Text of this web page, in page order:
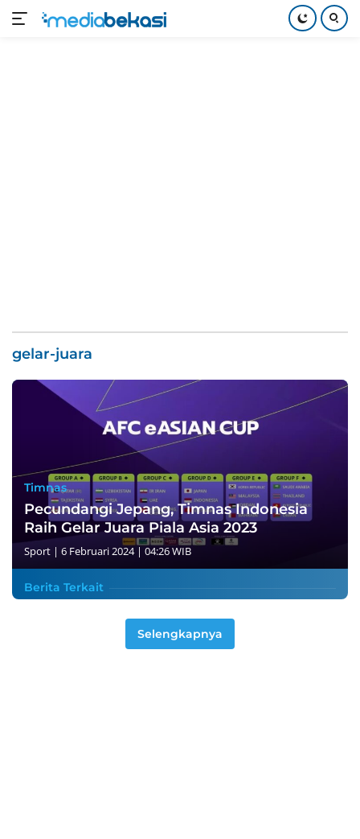
gelar-juara
Timnas
Pecundangi Jepang, Timnas Indonesia
Raih Gelar Juara Piala Asia 2023
Sport | 6 Februari 2024 | 04:26 WIB
Berita Terkait
Selengkapnya